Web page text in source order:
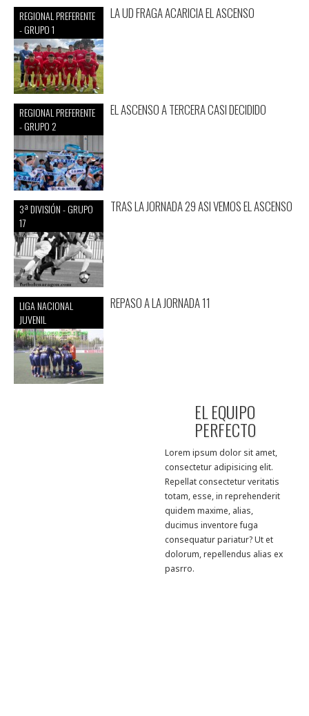
REGIONAL PREFERENTE
- GRUPO 1
LA UD FRAGA ACARICIA EL ASCENSO
REGIONAL PREFERENTE
- GRUPO 2
EL ASCENSO A TERCERA CASI DECIDIDO
3ª DIVISIÓN - GRUPO
17
TRAS LA JORNADA 29 ASI VEMOS EL ASCENSO
LIGA NACIONAL
JUVENIL
REPASO A LA JORNADA 11
EL EQUIPO
PERFECTO
Lorem ipsum dolor sit amet,
consectetur adipisicing elit.
Repellat consectetur veritatis
totam, esse, in reprehenderit
quidem maxime, alias,
ducimus inventore fuga
consequatur pariatur? Ut et
dolorum, repellendus alias ex
pasrro.